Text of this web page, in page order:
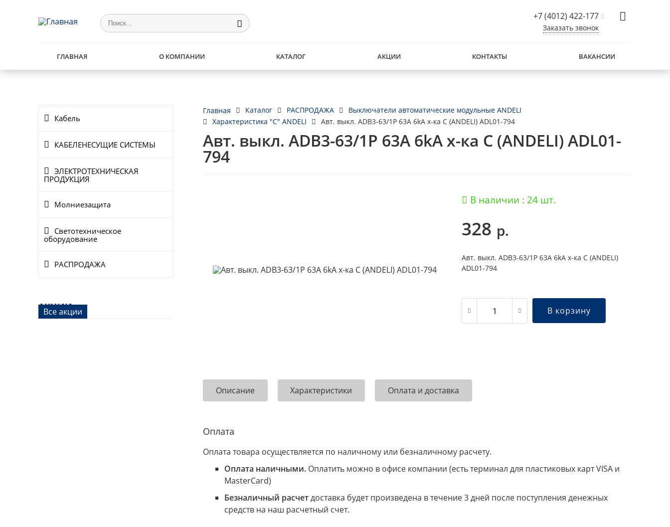
+7 (4012) 422-177
Заказать звонок
ГЛАВНАЯ О КОМПАНИИ КАТАЛОГ АКЦИИ КОНТАКТЫ ВАКАНСИИ
Кабель
КАБЕЛЕНЕСУЩИЕ СИСТЕМЫ
ЭЛЕКТРОТЕХНИЧЕСКАЯ
ПРОДУКЦИЯ
Молниезащита
Светотехническое
оборудование
РАСПРОДАЖА
АКЦИИ
Все акции
Главная Каталог РАСПРОДАЖА
Выключатели автоматические модульные ANDELI
Характеристика "C" ANDELI
Авт. выкл. ADB3-63/1P 63A 6kA х-ка C (ANDELI) ADL01-794
Авт. выкл. ADB3-63/1P 63A 6kA х-ка C (ANDELI) ADL01-
794
В наличии : 24 шт.
328 р.
Авт. выкл. ADB3-63/1P 63A 6kA х-ка C (ANDELI)
ADL01-794
В корзину
Описание Характеристики Оплата и доставка
Оплата
Оплата товара осуществляется по наличному или безналичному расчету.
Оплата наличными. Оплатить можно в офисе компании (есть терминал для пластиковых карт VISA и
MasterCard)
Безналичный расчетдоставка будет произведена в течение 3 дней после поступления денежных
средств на наш расчетный счет.